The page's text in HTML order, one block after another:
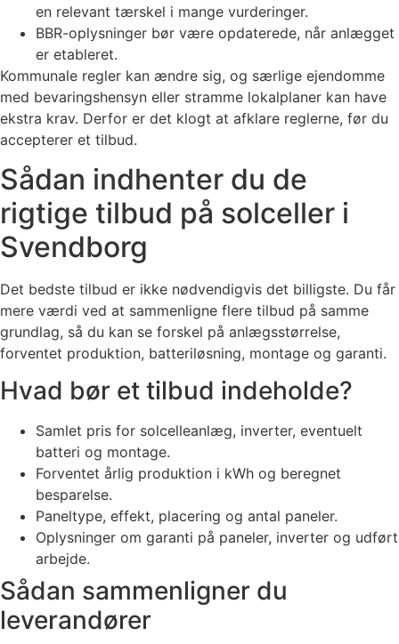
en relevant tærskel i mange vurderinger.
BBR-oplysninger bør være opdaterede, når anlægget
er etableret.
Kommunale regler kan ændre sig, og særlige ejendomme
med bevaringshensyn eller stramme lokalplaner kan have
ekstra krav. Derfor er det klogt at afklare reglerne, før du
accepterer et tilbud.
Sådan indhenter du de
rigtige tilbud på solceller i
Svendborg
Det bedste tilbud er ikke nødvendigvis det billigste. Du får
mere værdi ved at sammenligne flere tilbud på samme
grundlag, så du kan se forskel på anlægsstørrelse,
forventet produktion, batteriløsning, montage og garanti.
Hvad bør et tilbud indeholde?
Samlet pris for solcelleanlæg, inverter, eventuelt
batteri og montage.
Forventet årlig produktion i kWh og beregnet
besparelse.
Paneltype, effekt, placering og antal paneler.
Oplysninger om garanti på paneler, inverter og udført
arbejde.
Sådan sammenligner du
leverandører